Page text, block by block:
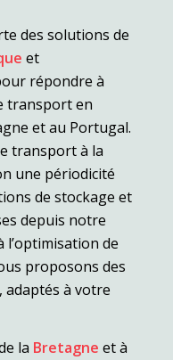
des solutions de
et
répondre à
transport en
et au Portugal.
transport à la
une périodicité
de stockage et
depuis notre
l’optimisation de
proposons des
à votre
la Bretagne et à